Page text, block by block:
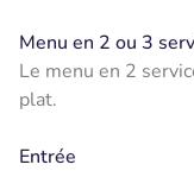
Menu en 2 ou 3
Le menu en 2
plat.
Entrée